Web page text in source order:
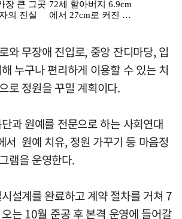
와 무장애 진입로, 중앙 잔디마당, 입
누구나 편리하게 이용할 수 있는 치
로 정원을 꾸밀 계획이다.
과 원예를 전문으로 하는 사회연대
서 원예 치유, 정원 가꾸기 등 마음정
램을 운영한다.
설계를 완료하고 계약 절차를 거쳐 7
는 10월 준공 후 본격 운영에 들어갈